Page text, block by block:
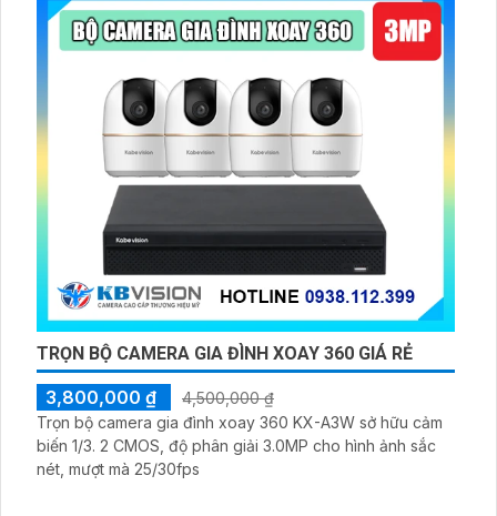
TRỌN BỘ CAMERA GIA ĐÌNH XOAY 360 GIÁ RẺ
3,800,000 ₫
4,500,000 ₫
Trọn bộ camera gia đình xoay 360 KX-A3W sở hữu cảm
biến 1/3. 2 CMOS, độ phân giải 3.0MP cho hình ảnh sắc
nét, mượt mà 25/30fps